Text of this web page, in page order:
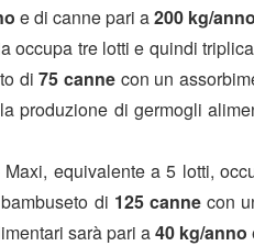
e di canne pari a200 kg/anno
occupa tre lotti e quindi
di75 canne con un
produzione di germogli
equivalente a 5 lotti,
di 125 cannecon
sarà pari a40 kg/anno